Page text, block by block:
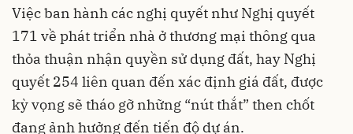
Việc ban hành các nghị quyết như Nghị quyết
171 về phát triển nhà ở thương mại thông qua
thỏa thuận nhận quyền sử dụng đất, hay Nghị
quyết 254 liên quan đến xác định giá đất, được
kỳ vọng sẽ tháo gỡ những “nút thắt” then chốt
đang ảnh hưởng đến tiến độ dự án.